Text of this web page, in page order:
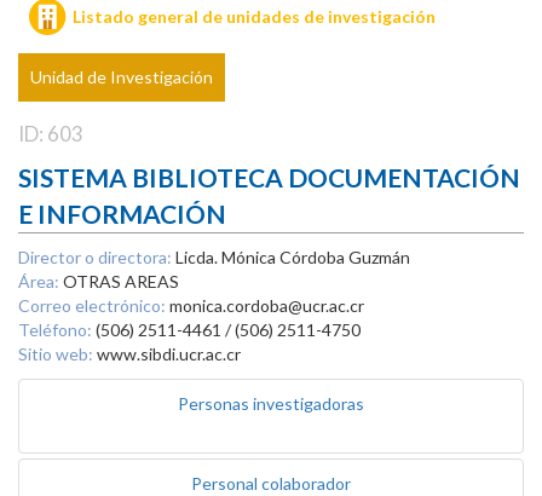
Listado general de unidades de investigación
Unidad de Investigación
ID: 603
SISTEMA BIBLIOTECA DOCUMENTACIÓN
E INFORMACIÓN
Director o directora: Licda. Mónica Córdoba Guzmán
Área: OTRAS AREAS
Correo electrónico: monica.cordoba@ucr.ac.cr
Teléfono: (506) 2511-4461 / (506) 2511-4750
Sitio web: www.sibdi.ucr.ac.cr
Personas investigadoras
Personal colaborador